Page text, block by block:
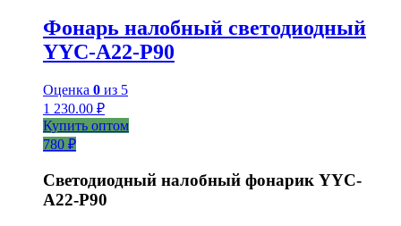
Фонарь налобный светодиодный
YYC-A22-P90
Оценка 0 из 5
1 230.00 ₽
Купить оптом
780 ₽
Светодиодный налобный фонарик YYC-
A22-P90